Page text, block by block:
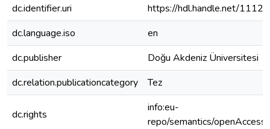
dc.identifier.uri
https://hdl.handle.net/
dc.language.iso
en
dc.publisher
Doğu Akdeniz Üniversitesi
dc.relation.publicationcategory
Tez
dc.rights
info:eu-
repo/semantics/openAccess